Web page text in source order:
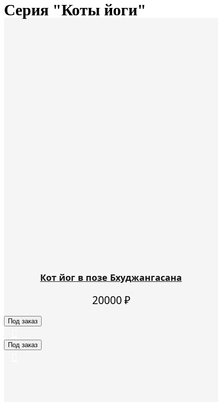
Серия "Коты йоги"
Кот йог в позе Бхуджангасана
20000 ₽
Под заказ
Под заказ